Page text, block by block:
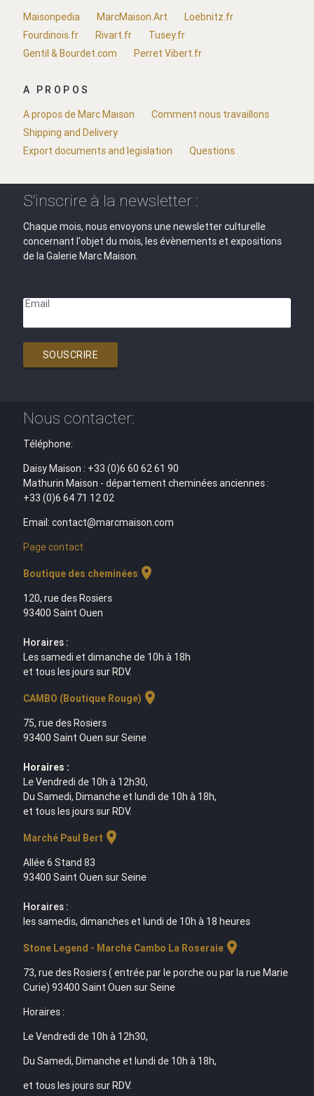
Maisonpedia
MarcMaison.Art
Loebnitz.fr
Fourdinois.fr
Rivart.fr
Tusey.fr
Gentil & Bourdet.com
Perret Vibert.fr
A PROPOS
A propos de Marc Maison
Comment nous travaillons
Shipping and Delivery
Export documents and legislation
Questions
S'inscrire à la newsletter :
Chaque mois, nous envoyons une newsletter culturelle
concernant l'objet du mois, les évènements et expositions
de la Galerie Marc Maison.
Email
SOUSCRIRE
Nous contacter:
Téléphone:
Daisy Maison : +33 (0)6 60 62 61 90
Mathurin Maison - département cheminées anciennes :
+33 (0)6 64 71 12 02
Email: contact@marcmaison.com
Page contact
Boutique des cheminées location_on
120, rue des Rosiers
93400 Saint Ouen
Horaires :
Les samedi et dimanche de 10h à 18h
et tous les jours sur RDV.
CAMBO (Boutique Rouge) location_on
75, rue des Rosiers
93400 Saint Ouen sur Seine
Horaires :
Le Vendredi de 10h à 12h30,
Du Samedi, Dimanche et lundi de 10h à 18h,
et tous les jours sur RDV.
Marché Paul Bert location_on
Allée 6 Stand 83
93400 Saint Ouen sur Seine
Horaires :
les samedis, dimanches et lundi de 10h à 18 heures
Stone Legend - Marché Cambo La Roseraielocation_on
73, rue des Rosiers ( entrée par le porche ou par la rue Marie
Curie) 93400 Saint Ouen sur Seine
Horaires :
Le Vendredi de 10h à 12h30,
Du Samedi, Dimanche et lundi de 10h à 18h,
et tous les jours sur RDV.